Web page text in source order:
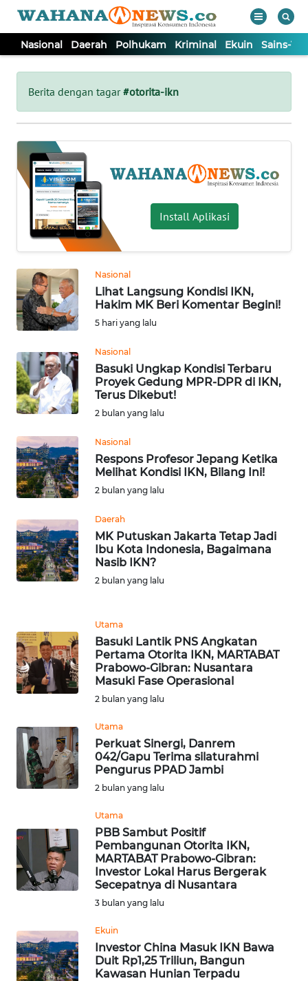
Nasional Daerah Polhukam Kriminal Ekuin Sains-
Berita dengan tagar#otorita-ikn
Install Aplikasi
Nasional
Lihat Langsung Kondisi IKN,
Hakim MK Beri Komentar Begini!
5 hari yang lalu
Nasional
Basuki Ungkap Kondisi Terbaru
Proyek Gedung MPR-DPR di IKN,
Terus Dikebut!
2 bulan yang lalu
Nasional
Respons Profesor Jepang Ketika
Melihat Kondisi IKN, Bilang Ini!
2 bulan yang lalu
Daerah
MK Putuskan Jakarta Tetap Jadi
Ibu Kota Indonesia, Bagaimana
Nasib IKN?
2 bulan yang lalu
Utama
Basuki Lantik PNS Angkatan
Pertama Otorita IKN, MARTABAT
Prabowo-Gibran: Nusantara
Masuki Fase Operasional
2 bulan yang lalu
Utama
Perkuat Sinergi, Danrem
042/Gapu Terima silaturahmi
Pengurus PPAD Jambi
2 bulan yang lalu
Utama
PBB Sambut Positif
Pembangunan Otorita IKN,
MARTABAT Prabowo-Gibran:
Investor Lokal Harus Bergerak
Secepatnya di Nusantara
3 bulan yang lalu
Ekuin
Investor China Masuk IKN Bawa
Duit Rp1,25 Triliun, Bangun
Kawasan Hunian Terpadu
Tutup
NASIONAL
DAERAH
POLHUKAM
KRIMINAL
EKUIN
SAINS-TEKNO
KESEHATAN
INTERNASIONAL
PENDIDIKAN
OPINI
EDITORIAL
INDEKS
BERITA
INFO
IKLAN
PEDOMAN
MEDIA
SIBER
KARIR